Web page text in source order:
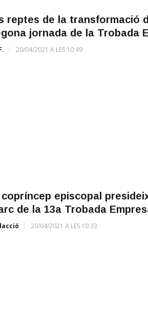
reptes de la transformació
jornada de la Trobada
20/04/2021 A LES 10:49
copríncep episcopal
de la 13a Trobada
20/04/2021 A LES 10:33